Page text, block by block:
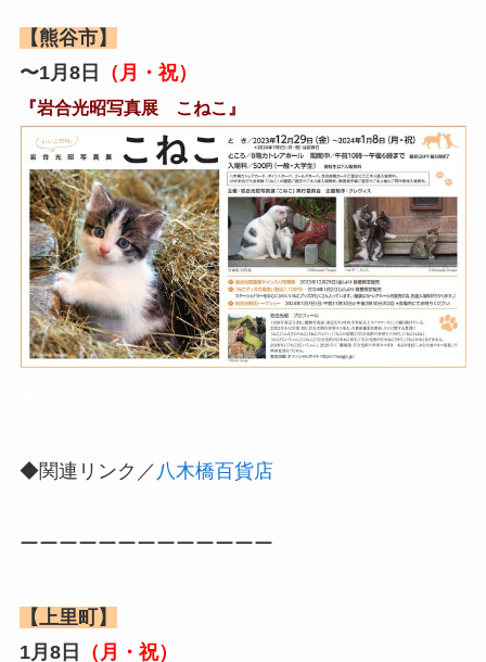
【熊谷市】
〜1月8日
（月・祝）
『岩合光昭写真展 こねこ』
◆関連リンク／ 八木橋百貨店
ーーーーーーーーーーーーー
【上里町】
1月8日
（月・祝）